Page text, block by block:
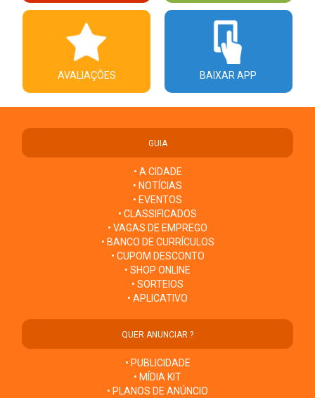
AVALIAÇÕES BAIXAR APP
GUIA
• A CIDADE
• NOTÍCIAS
• EVENTOS
• CLASSIFICADOS
• VAGAS DE EMPREGO
• BANCO DE CURRÍCULOS
• CUPOM DESCONTO
• SHOP ONLINE
• SORTEIOS
• APLICATIVO
QUER ANUNCIAR ?
• PUBLICIDADE
• MÍDIA KIT
• PLANOS DE ANÚNCIO